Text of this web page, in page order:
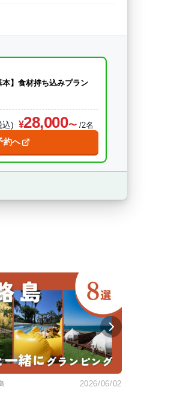
本】食材持ち込みプラン
込) 28,000 /2名
約へ
2026/06/02